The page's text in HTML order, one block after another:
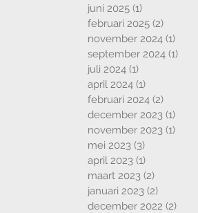
juni 2025 (1)
februari 2025 (2)
november 2024 (1)
september 2024 (1)
juli 2024 (1)
april 2024 (1)
februari 2024 (2)
december 2023 (1)
november 2023 (1)
mei 2023 (3)
april 2023 (1)
maart 2023 (2)
januari 2023 (2)
december 2022 (2)